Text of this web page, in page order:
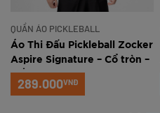
QUẦN ÁO PICKLEBALL
Áo Thi Đấu Pickleball Zocker
Aspire Signature – Cổ tròn –
Trắng xanh
289.000VNĐ